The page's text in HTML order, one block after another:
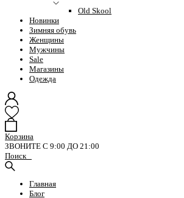
Old Skool
Новинки
Зимняя обувь
Женщины
Мужчины
Sale
Магазины
Одежда
Корзина
ЗВОНИТЕ С 9:00 ДО 21:00
Поиск
Главная
Блог